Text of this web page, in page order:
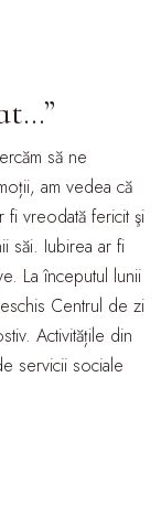
să ne
am vedea că
fi vreodată fericit şi
săi. Iubirea ar fi
La începutul lunii
Centrul de zi
Activitățile din
servicii sociale